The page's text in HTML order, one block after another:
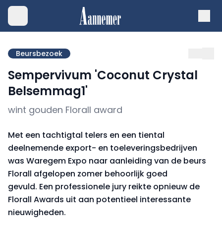
Beursbezoek
Sempervivum 'Coconut Crystal
Belsemmag1'
wint gouden Florall award
Met een tachtigtal telers en een tiental
deelnemende export- en toeleveringsbedrijven
was Waregem Expo naar aanleiding van de beurs
Florall afgelopen zomer behoorlijk goed
gevuld. Een professionele jury reikte opnieuw de
Florall Awards uit aan potentieel interessante
nieuwigheden.